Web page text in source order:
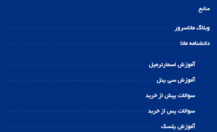
منابع
وبلاگ ماناسرور
دانشنامه مانا
آموزش اسمارترمیل
آموزش سی پنل
سوالات پیش از خرید
سوالات پس از خرید
آموزش پلسک